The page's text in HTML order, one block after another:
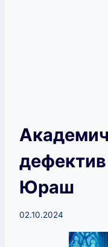
Юраш
02.10.2024